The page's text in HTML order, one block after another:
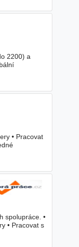
2200) a
• Pracovat
spolupráce. •
• Pracovat s